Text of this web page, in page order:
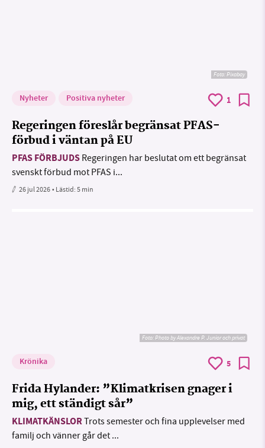
Foto:Pixabay
Nyheter Positiva nyheter 1
Regeringen föreslår begränsat PFAS-
förbud i väntan på EU
PFAS FÖRBJUDS Regeringen har beslutat om ett begränsat
svenskt förbud mot PFAS i...
26 jul 2026• Lästid:5 min
Foto:Photo by Alexandre P. Junior och privat
Krönika 5
Frida Hylander: ”Klimatkrisen gnager i
mig, ett ständigt sår”
KLIMATKÄNSLORTrots semester och fina upplevelser med
familj och vänner går det ...